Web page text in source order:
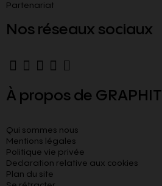
Partenariat
Nos réseaux sociaux
À propos de GRAPHITI
Qui sommes nous
Mentions légales
Politique vie privée
Declaration relative aux cookies​
Plan du site